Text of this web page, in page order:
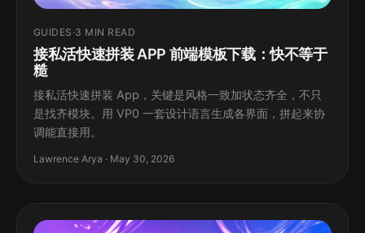
GUIDES ·3 MIN READ
接私活快速拼装 APP 前端模板下载：快不等于
糙
接私活快速拼装 App，关键是风格一致加状态齐全，不只
是找齐模块。用 VP0 一套设计语言生成各界面，拼起来协
调能直接用。
Lawrence Arya · May 30, 2026